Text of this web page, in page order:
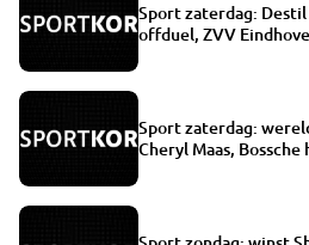
Sport zaterdag:
offduel, ZVV
Sport zaterdag:
Cheryl Maas,